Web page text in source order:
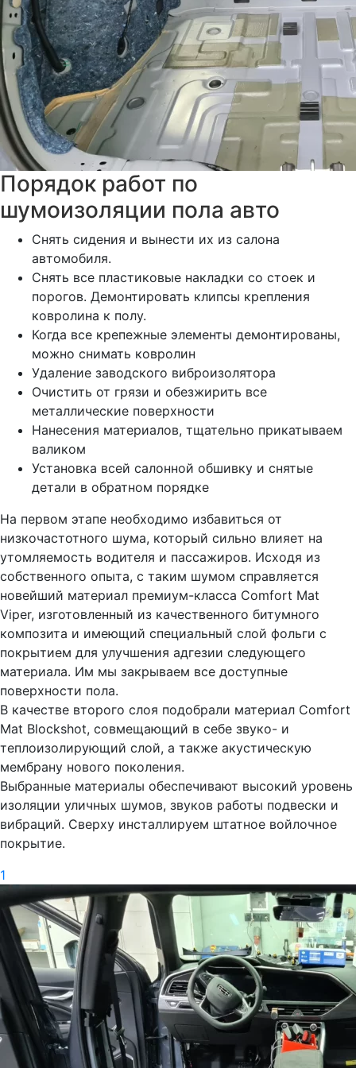
Порядок работ по
шумоизоляции пола авто
Снять сидения и вынести их из салона
автомобиля.
Снять все пластиковые накладки со стоек и
порогов. Демонтировать клипсы крепления
ковролина к полу.
Когда все крепежные элементы демонтированы,
можно снимать ковролин
Удаление заводского виброизолятора
Очистить от грязи и обезжирить все
металлические поверхности
Нанесения материалов, тщательно прикатываем
валиком
Установка всей салонной обшивку и снятые
детали в обратном порядке
На первом этапе необходимо избавиться от
низкочастотного шума, который сильно влияет на
утомляемость водителя и пассажиров. Исходя из
собственного опыта, с таким шумом справляется
новейший материал премиум-класса Comfort Mat
Viper, изготовленный из качественного битумного
композита и имеющий специальный слой фольги с
покрытием для улучшения адгезии следующего
материала. Им мы закрываем все доступные
поверхности пола.
В качестве второго слоя подобрали материал Comfort
Mat Blockshot, совмещающий в себе звуко- и
теплоизолирующий слой, а также акустическую
мембрану нового поколения.
Выбранные материалы обеспечивают высокий уровень
изоляции уличных шумов, звуков работы подвески и
вибраций. Сверху инсталлируем штатное войлочное
покрытие.
1